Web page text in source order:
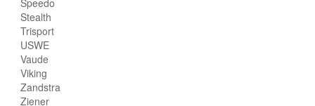
Stealth
Trisport
USWE
Vaude
Viking
Zandstra
Ziener